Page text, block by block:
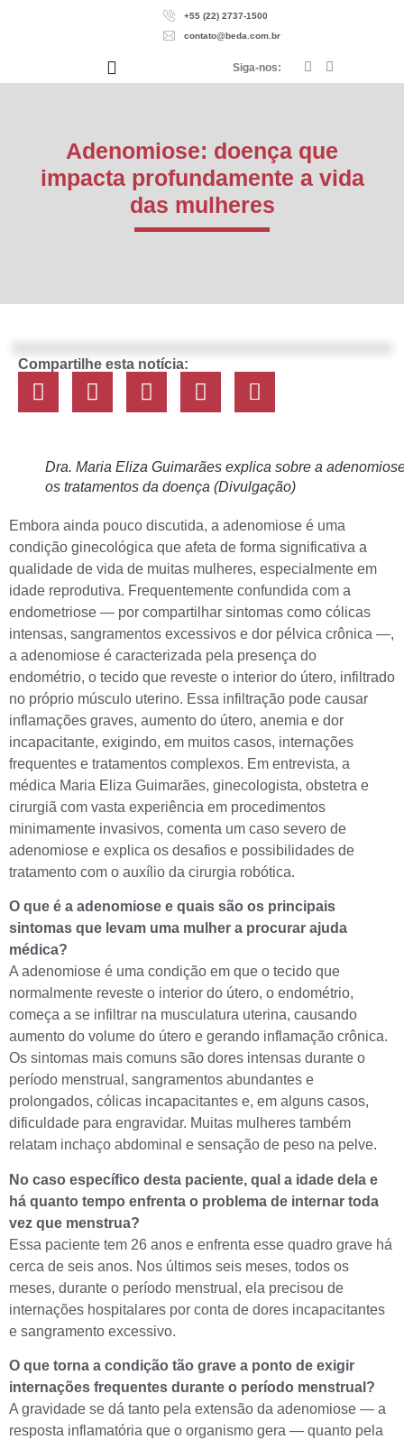
+55 (22) 2737-1500
contato@beda.com.br
Siga-nos:
Adenomiose: doença que
impacta profundamente a vida
das mulheres
Dra. Maria Eliza Guimarães explica sobre a
os tratamentos da doença (Divulgação)
Embora ainda pouco discutida, a adenomiose é uma
condição ginecológica que afeta de forma significativa a
qualidade de vida de muitas mulheres, especialmente em
idade reprodutiva. Frequentemente confundida com a
endometriose — por compartilhar sintomas como cólicas
intensas, sangramentos excessivos e dor pélvica crônica —,
a adenomiose é caracterizada pela presença do
endométrio, o tecido que reveste o interior do útero, infiltrado
no próprio músculo uterino. Essa infiltração pode causar
inflamações graves, aumento do útero, anemia e dor
incapacitante, exigindo, em muitos casos, internações
frequentes e tratamentos complexos. Em entrevista, a
médica Maria Eliza Guimarães, ginecologista, obstetra e
cirurgiã com vasta experiência em procedimentos
minimamente invasivos, comenta um caso severo de
adenomiose e explica os desafios e possibilidades de
tratamento com o auxílio da cirurgia robótica.
O que é a adenomiose e quais são os principais
sintomas que levam uma mulher a procurar ajuda
médica?
A adenomiose é uma condição em que o tecido que
normalmente reveste o interior do útero, o endométrio,
começa a se infiltrar na musculatura uterina, causando
aumento do volume do útero e gerando inflamação crônica.
Os sintomas mais comuns são dores intensas durante o
período menstrual, sangramentos abundantes e
prolongados, cólicas incapacitantes e, em alguns casos,
dificuldade para engravidar. Muitas mulheres também
relatam inchaço abdominal e sensação de peso na pelve.
No caso específico desta paciente, qual a idade dela e
há quanto tempo enfrenta o problema de internar toda
vez que menstrua?
Essa paciente tem 26 anos e enfrenta esse quadro grave há
cerca de seis anos. Nos últimos seis meses, todos os
meses, durante o período menstrual, ela precisou de
internações hospitalares por conta de dores incapacitantes
e sangramento excessivo.
O que torna a condição tão grave a ponto de exigir
internações frequentes durante o período menstrual?
A gravidade se dá tanto pela extensão da adenomiose — a
resposta inflamatória que o organismo gera — quanto pela
Compartilhe esta notícia: